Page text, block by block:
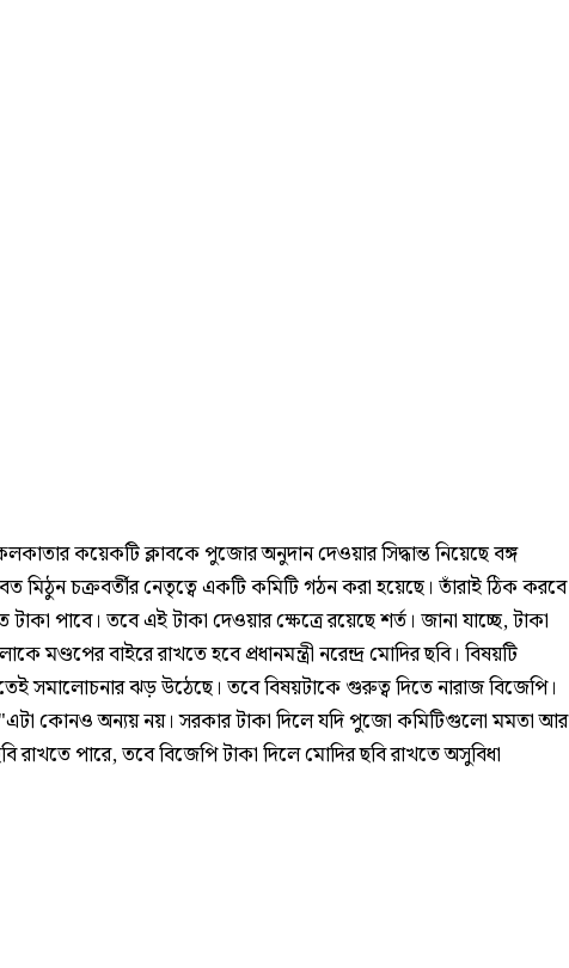
কয়েকটি ক্লাবকে পুজোর অনুদান দেওয়ার সিদ্ধান্ত নিয়েছে বঙ্গ
মিঠুন চক্রবর্তীর নেতৃত্বে একটি কমিটি গঠন করা হয়েছে। তাঁরাই ঠিক করবে
পাবে। তবে এই টাকা দেওয়ার ক্ষেত্রে রয়েছে শর্ত। জানা যাচ্ছে, টাকা
মণ্ডপের বাইরে রাখতে হবে প্রধানমন্ত্রী নরেন্দ্র মোদির ছবি। বিষয়টি
সমালোচনার ঝড় উঠেছে। তবে বিষয়টাকে গুরুত্ব দিতে নারাজ বিজেপি।
"এটা কোনও অন্যয় নয়। সরকার টাকা দিলে যদি পুজো কমিটিগুলো মমতা আর
রাখতে পারে, তবে বিজেপি টাকা দিলে মোদির ছবি রাখতে অসুবিধা